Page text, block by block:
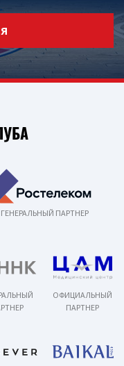
ГЕНЕРАЛЬНЫЙ ПАРТНЕР
ОФИЦИАЛЬНЫЙ
ПАРТНЕР